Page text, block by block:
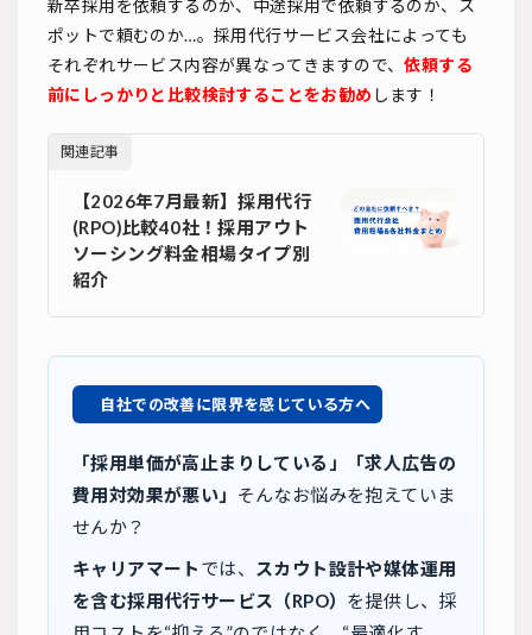
新卒採用を依頼するのか、中途採用で依頼するのか、ス
ポットで頼むのか…。採用代行サービス会社によっても
それぞれサービス内容が異なってきますので、依頼する
前にしっかりと比較検討することをお勧め します！
関連記事
【2026年7月最新】採用代行
(RPO)比較40社！採用アウト
ソーシング料金相場タイプ別
紹介
自社での改善に限界を感じている方へ
「採用単価が高止まりしている」「求人広告の
費用対効果が悪い」 そんなお悩みを抱えていま
せんか？
キャリアマート では、 スカウト設計や媒体運用
を含む採用代行サービス（RPO） を提供し、採